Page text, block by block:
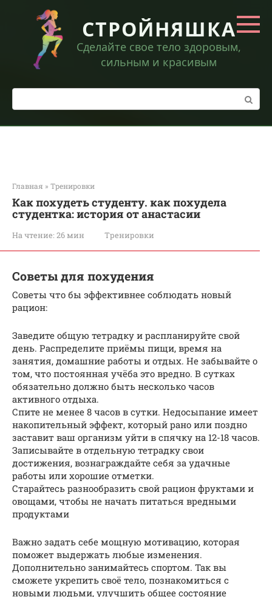
контенту
СТРОЙНЯШКА
Сделайте свое тело здоровым,
сильным и красивым
Поиск:
Главная » Тренировки
Как похудеть студенту. как похудела
студентка: история от анастасии
На чтение: 26 мин Тренировки
Советы для похудения
Советы что бы эффективнее соблюдать новый
рацион:
Заведите общую тетрадку и распланируйте свой
день. Распределите приёмы пищи, время на
занятия, домашние работы и отдых. Не забывайте о
том, что постоянная учёба это вредно. В сутках
обязательно должно быть несколько часов
активного отдыха.
Спите не менее 8 часов в сутки. Недосыпание имеет
накопительный эффект, который рано или поздно
заставит ваш организм уйти в спячку на 12-18 часов.
Записывайте в отдельную тетрадку свои
достижения, вознаграждайте себя за удачные
работы или хорошие отметки.
Старайтесь разнообразить свой рацион фруктами и
овощами, чтобы не начать питаться вредными
продуктами
Важно задать себе мощную мотивацию, которая
поможет выдержать любые изменения.
Дополнительно занимайтесь спортом. Так вы
сможете укрепить своё тело, познакомиться с
новыми людьми, улучшить общее состояние